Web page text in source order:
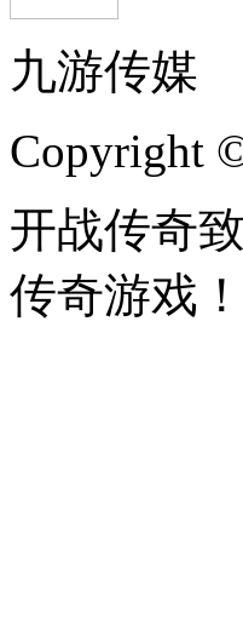
九游传媒
Copyright
开战传奇
传奇游戏！